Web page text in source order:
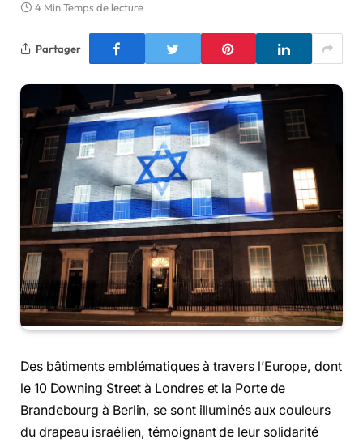
4 Min Temps de lecture
Partager
Des bâtiments emblématiques à travers l’Europe, dont
le 10 Downing Street à Londres et la Porte de
Brandebourg à Berlin, se sont illuminés aux couleurs
du drapeau israélien, témoignant de leur solidarité